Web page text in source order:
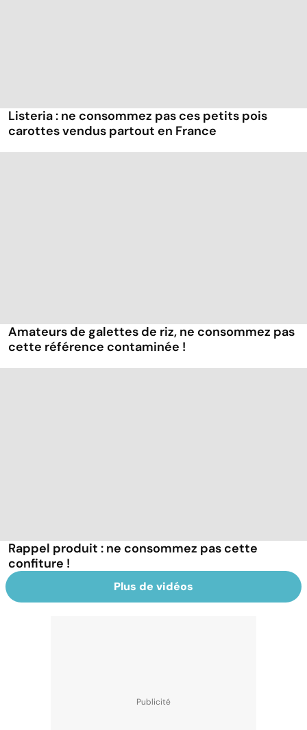
Listeria : ne consommez pas ces petits pois
carottes vendus partout en France
Amateurs de galettes de riz, ne consommez pas
cette référence contaminée !
Rappel produit : ne consommez pas cette
confiture !
Plus de vidéos